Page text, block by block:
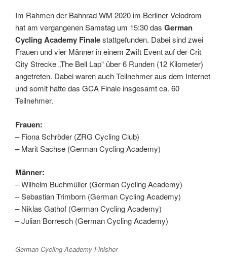
Im Rahmen der Bahnrad WM 2020 im Berliner Velodrom
hat am vergangenen Samstag um 15:30 das German
Cycling Academy Finalestattgefunden. Dabei sind zwei
Frauen und vier Männer in einem Zwift Event auf der Crit
City Strecke „The Bell Lap“ über 6 Runden (12 Kilometer)
angetreten. Dabei waren auch Teilnehmer aus dem Internet
und somit hatte das GCA Finale insgesamt ca. 60
Teilnehmer.
Frauen:
– Fiona Schröder (ZRG Cycling Club)
– Marit Sachse (German Cycling Academy)
Männer:
– Wilhelm Buchmüller (German Cycling Academy)
– Sebastian Trimborn (German Cycling Academy)
– Niklas Gathof (German Cycling Academy)
– Julian Borresch (German Cycling Academy)
German Cycling Academy Finisher